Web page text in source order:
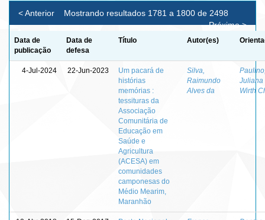
Mostrando resultados 1781 a 1800 de 2498
< Anterior
Próximo >
Data de
publicação
Data de
defesa
Título Autor(es)
4-Jul-2024 22-Jun-2023
Um pacará de
histórias
memórias :
tessituras da
Associação
Comunitária de
Educação em
Saúde e
Agricultura
(ACESA) em
comunidades
camponesas do
Médio Mearim,
Maranhão
Silva,
Raimundo
Alves da
Juliana
Wirth